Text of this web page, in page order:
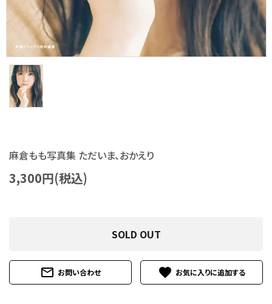
アイドル・タレント
ヒーロー文庫
ロト・ナンバーズ書籍・グッズ
ご利用ガイド
特定商取引法について
麻倉もも写真集 ただいま、おかえり
3,300円(税込)
SOLD OUT
mail_outline お問い合わせ favorite